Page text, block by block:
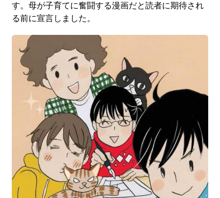
す。母が子育てに奮闘する漫画だと読者に期待され
る前に宣言しました。